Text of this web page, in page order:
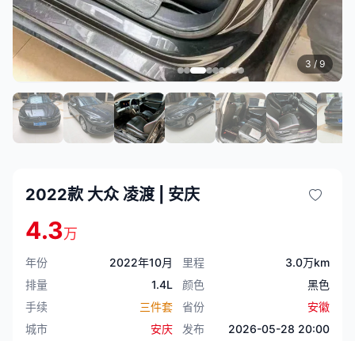
3 / 9
2022款 大众 凌渡 | 安庆
4.3万
年份 2022年10月 里程
3.0万km
排量
1.4L 颜色
黑色
手续
三件套 省份
安徽
城市
安庆 发布 2026-05-28 20:00